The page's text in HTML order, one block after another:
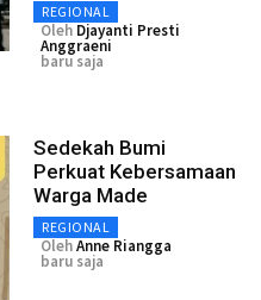
REGIONAL
Oleh Djayanti Presti
Anggraeni
baru saja
Sedekah Bumi
Perkuat Kebersamaan
Warga Made
REGIONAL
OlehAnne Riangga
baru saja